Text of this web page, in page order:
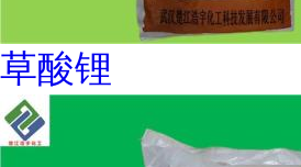
草酸锂